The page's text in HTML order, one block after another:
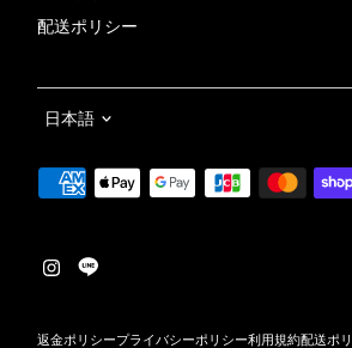
配送ポリシー
返金ポリシープライバシーポリシー利用規約配送ポ
言
日本語